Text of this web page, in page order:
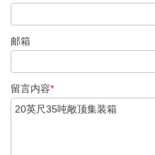
邮箱
留言内容*